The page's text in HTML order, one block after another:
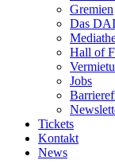
Gremien
Das
Hall of
Jobs
Tickets
Kontakt
News